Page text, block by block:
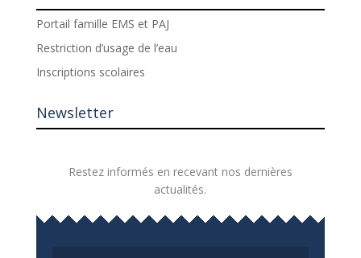
Portail famille EMS et PAJ
Restriction d’usage de l’eau
Inscriptions scolaires
Newsletter
Restez informés en recevant nos dernières
actualités.